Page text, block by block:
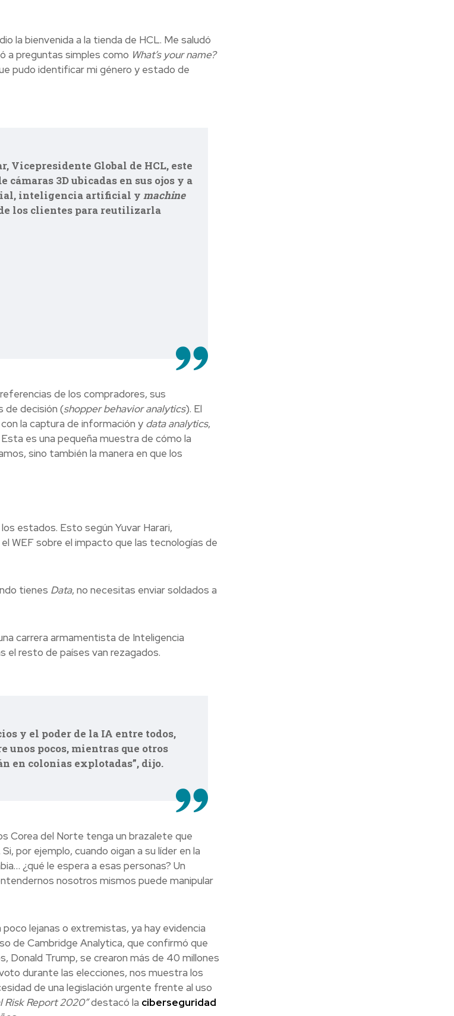
la bienvenida a la tienda de HCL. Me saludó
a preguntas simples como What’s your name?
pudo identificar mi género y estado de
Vicepresidente Global de HCL, este
cámaras 3D ubicadas en sus ojos y a
inteligencia artificial y machine
los clientes para reutilizarla
de los compradores, sus
decisión (shopper behavior analytics). El
la captura de información y data analytics,
es una pequeña muestra de cómo la
sino también la manera en que los
estados. Esto según Yuvar Harari,
WEF sobre el impacto que las tecnologías de
tienes Data, no necesitas enviar soldados a
carrera armamentista de Inteligencia
el resto de países van rezagados.
y el poder de la IA entre todos,
unos pocos, mientras que otros
en colonias explotadas”, dijo.
Corea del Norte tenga un brazalete que
por ejemplo, cuando oigan a su líder en la
¿qué le espera a esas personas? Un
nosotros mismos puede manipular
lejanas o extremistas, ya hay evidencia
de Cambridge Analytica, que confirmó que
Donald Trump, se crearon más de 40 millones
durante las elecciones, nos muestra los
de una legislación urgente frente al uso
RiskReport 2020”destacó la ciberseguridad